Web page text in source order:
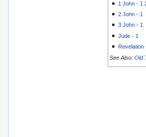
1 John - 1
2 John - 1
3 John -1
Jude - 1
Revelation
See Also: Old